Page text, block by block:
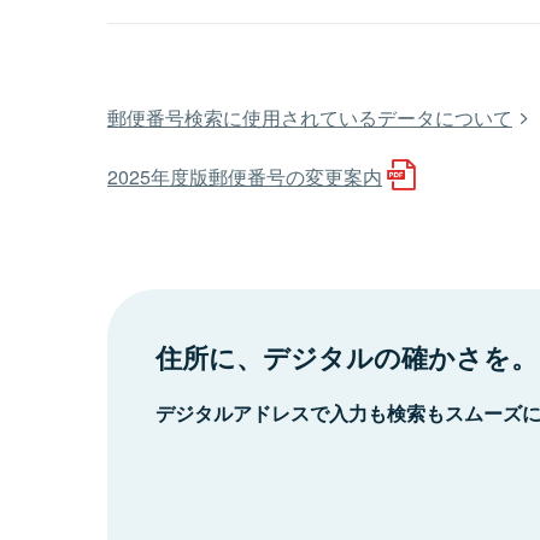
郵便番号検索に使用されているデータについて
2025年度版郵便番号の変更案内
住所に、デジタルの確かさを。
デジタルアドレスで入力も検索もスムーズ